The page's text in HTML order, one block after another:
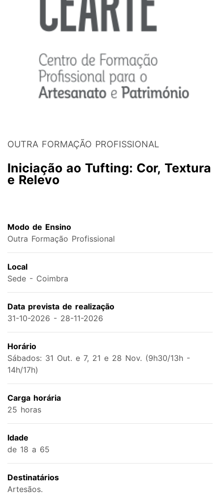
OUTRA FORMAÇÃO PROFISSIONAL
Iniciação ao Tufting: Cor, Textura
e Relevo
Modo de Ensino
Outra Formação Profissional
Local
Sede - Coimbra
Data prevista de realização
31-10-2026 - 28-11-2026
Horário
Sábados: 31 Out. e 7, 21 e 28 Nov. (9h30/13h -
14h/17h)
Carga horária
25 horas
Idade
de 18 a 65
Destinatários
Artesãos.